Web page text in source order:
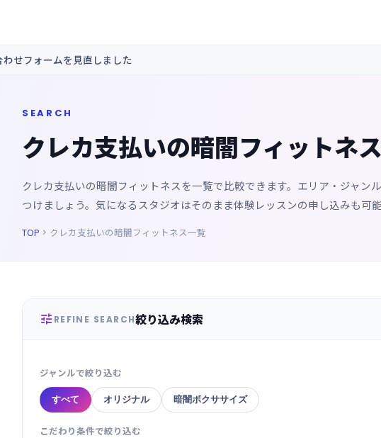
せフォームを見直しました
SEARCH
クレカ支払いの暗闇フィットネ
クレカ支払いの暗闇フィットネスを一覧で比較できます。エリア・ジャン
つけましょう。気になるスタジオはそのまま体験レッスンの申し込みも可能
TOP  クレカ支払いの暗闇フィットネス一覧
 REFINE SEARCH絞り込み検索
ジャンルで絞り込む
すべて オリジナル 暗闇ボクササイズ
こだわり条件で絞り込む